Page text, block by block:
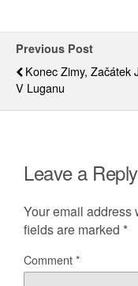
Previous Post
Konec Zimy, Začátek
V Luganu
Leave a Reply
Your email address
fields are marked *
Comment*